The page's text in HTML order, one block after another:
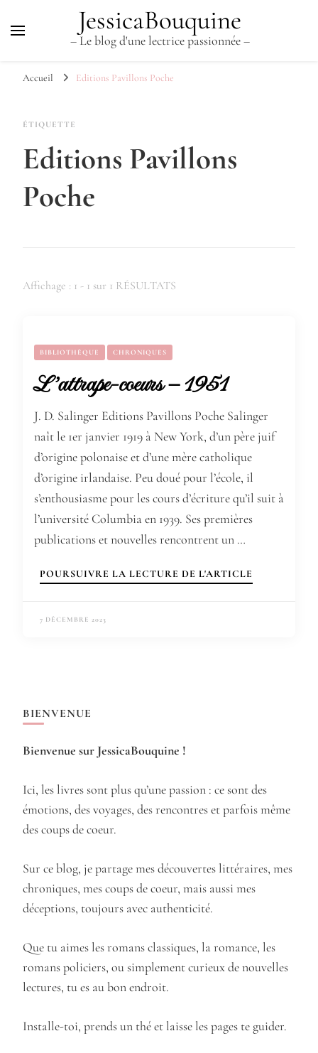
JessicaBouquine
– Le blog d'une lectrice passionnée –
Accueil Editions Pavillons Poche
ÉTIQUETTE
Editions Pavillons
Poche
Affichage : 1 - 1 sur 1 RÉSULTATS
BIBLIOTHÈQUE CHRONIQUES
L’attrape-coeurs – 1951
J. D. Salinger Editions Pavillons Poche Salinger
naît le 1er janvier 1919 à New York, d’un père juif
d’origine polonaise et d’une mère catholique
d’origine irlandaise. Peu doué pour l’école, il
s’enthousiasme pour les cours d’écriture qu’il suit à
l’université Columbia en 1939. Ses premières
publications et nouvelles rencontrent un …
POURSUIVRE LA LECTURE DE L'ARTICLE
7 DÉCEMBRE 2023
BIENVENUE
Bienvenue sur JessicaBouquine !
Ici, les livres sont plus qu’une passion : ce sont des
émotions, des voyages, des rencontres et parfois même
des coups de coeur.
Sur ce blog, je partage mes découvertes littéraires, mes
chroniques, mes coups de coeur, mais aussi mes
déceptions, toujours avec authenticité.
Que tu aimes les romans classiques, la romance, les
romans policiers, ou simplement curieux de nouvelles
lectures, tu es au bon endroit.
Installe-toi, prends un thé et laisse les pages te guider.